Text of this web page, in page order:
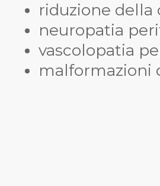
riduzione
neuropatia
vascolopatia
malformazioni